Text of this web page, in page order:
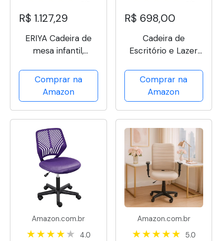
R$ 1.127,29
ERIYA Cadeira de
mesa infantil,
infantil, ajustável em
altura com suporte
para as costas,
design ergonômico,
estudo,...
Comprar na
Amazon
R$ 698,00
Cadeira de
Escritório e Lazer
Inflável, Assento
Acolchoado, Tecido
Confortável e
Altura Ajustável –
Comprar na
Amazon
Amazon.com.br
4.0
Amazon.com.br
5.0